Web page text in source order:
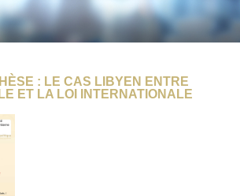
: LE CAS LIBYEN ENTRE
ET LA LOI INTERNATIONALE